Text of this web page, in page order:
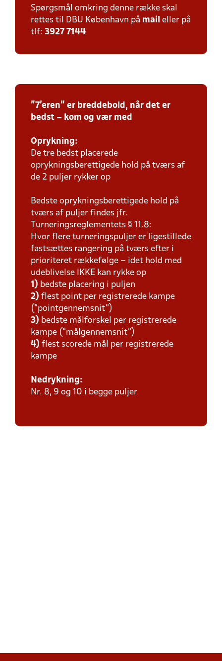
Spørgsmål omkring denne række skal
rettes til DBU København på mail eller på
tlf: 3927 7144
"7'eren" er breddebold, når det er
bedst – kom og vær med
Oprykning:
De tre bedst placerede
oprykningsberettigede hold på tværs af
de 2 puljer rykker op
Bedste oprykningsberettigede hold på
tværs af puljer findes jfr.
Turneringsreglementets § 11.8:
Hvor flere turneringspuljer er ligestillede
fastsættes rangering på tværs efter i
prioriteret rækkefølge – idet hold med
udeblivelse IKKE kan rykke op
1) bedste placering i puljen
2) flest point per registrerede kampe
(”pointgennemsnit”)
3) bedste målforskel per registrerede
kampe (”målgennemsnit”)
4) flest scorede mål per registrerede
kampe
Nedrykning:
Nr. 8, 9 og 10 i begge puljer